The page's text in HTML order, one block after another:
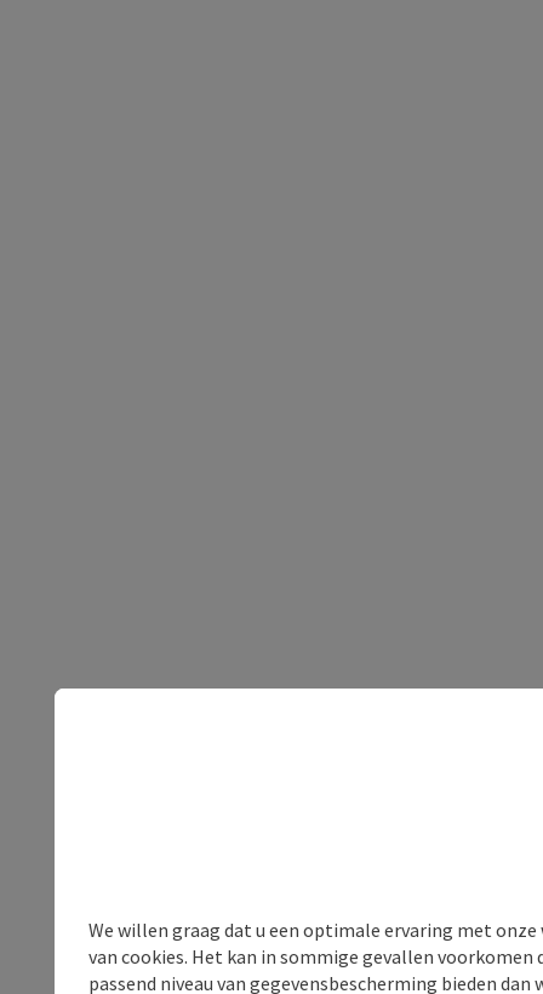
We willen graag dat u een optimale ervaring met
van cookies. Het kan in sommige gevallen voorkomen
passend niveau van gegevensbescherming bieden